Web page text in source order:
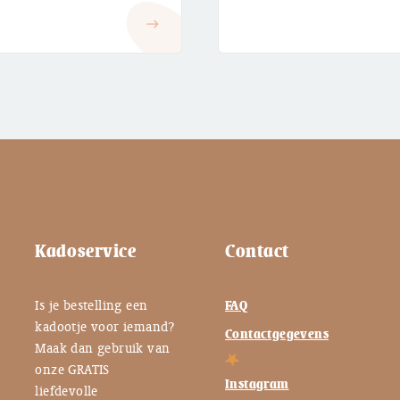
east
Kadoservice
Is je bestelling een
kadootje voor iemand?
Maak dan gebruik van
onze GRATIS
liefdevolle
Contact
FAQ
Contactgegevens
Instagram